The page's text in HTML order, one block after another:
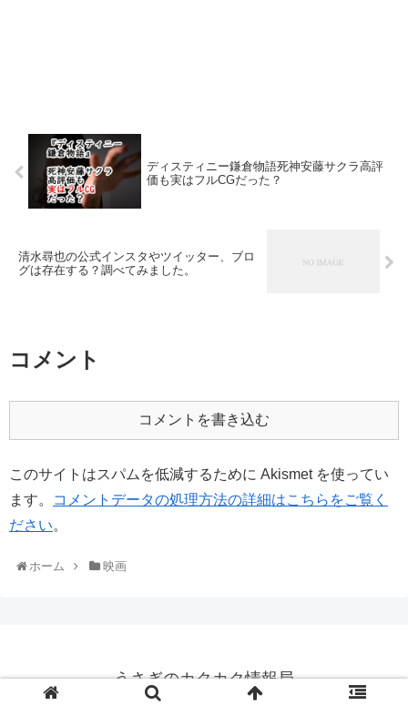
ディスティニー鎌倉物語死神安藤サクラ高評
価も実はフルCGだった？
清水尋也の公式インスタやツイッター、ブロ
グは存在する？調べてみました。
コメント
コメントを書き込む
このサイトはスパムを低減するために Akismet を使ってい
ます。
コメントデータの処理方法の詳細はこちらをご覧く
ださい。
ホーム 映画
うさぎのカクカク情報局